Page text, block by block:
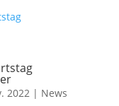
2022| News